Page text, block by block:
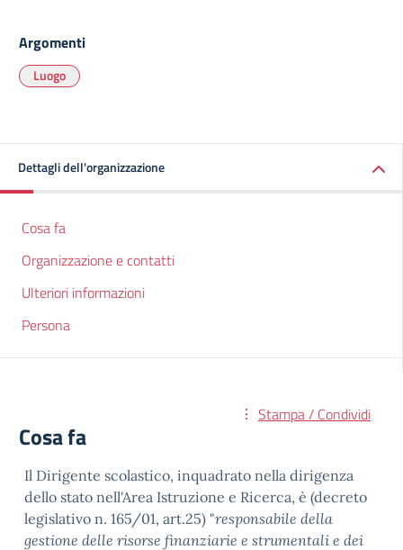
Argomenti
Luogo
Dettagli dell'organizzazione
Cosa fa
Organizzazione e contatti
Ulteriori informazioni
Persona
Stampa / Condividi
Cosa fa
Il Dirigente scolastico, inquadrato nella dirigenza
dello stato nell'Area Istruzione e Ricerca, è (decreto
legislativo n. 165/01, art.25) "responsabile della
gestione delle risorse finanziarie e strumentali e dei